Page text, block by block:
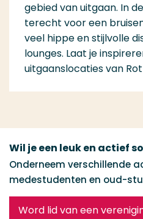
gebied van uitgaan. In
terecht voor een
veel hippe en stijlvolle
lounges. Laat je
uitgaanslocaties van
Wil je een leuk en actief
Onderneem verschillende
medestudenten en oud-
Word lid van een